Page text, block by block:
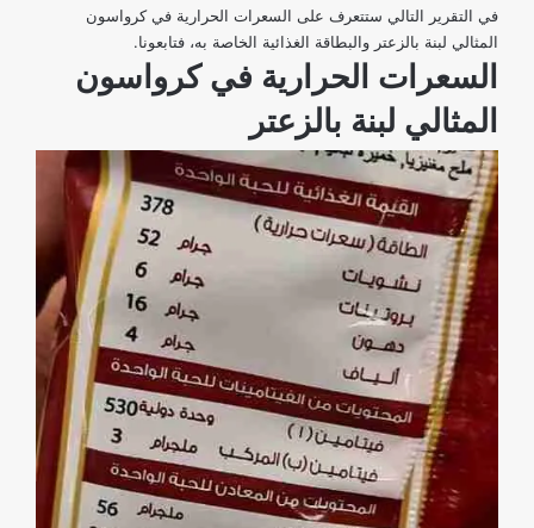
في التقرير التالي ستتعرف على السعرات الحرارية في كرواسون
المثالي لبنة بالزعتر والبطاقة الغذائية الخاصة به، فتابعونا.
السعرات الحرارية في كرواسون
المثالي لبنة بالزعتر